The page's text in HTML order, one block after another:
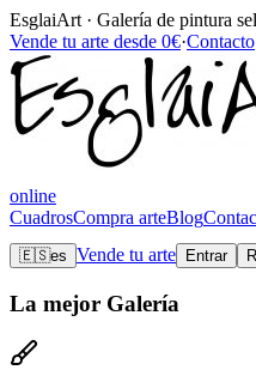
EsglaiArt · Galería de pintura
Vende tu arte desde 0€·Contacto
online
CuadrosCompra arteBlog
🇪🇸es Vende tu arte Entrar
La mejor Galería